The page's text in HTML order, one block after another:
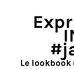
Le